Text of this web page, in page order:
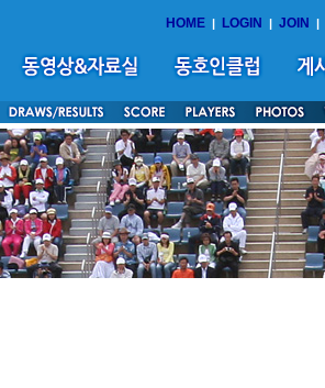
HOME | LOGIN | JOIN |